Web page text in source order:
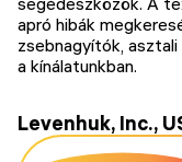
apró hibák
zsebnagyítók,
a kínálatunkban.
Levenhuk, Inc.,